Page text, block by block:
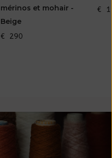
mérinos et mohair -
Beige
€ 290
€